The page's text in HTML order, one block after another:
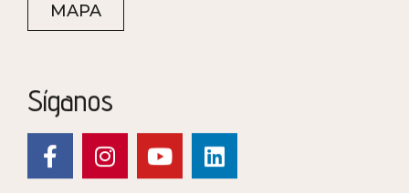
MAPA
Síganos